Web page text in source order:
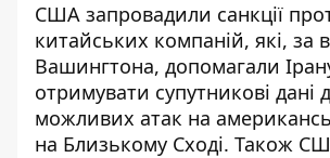
США запровадили санкції
китайських компаній, які, за
Вашингтона, допомагали
отримувати супутникові дані
можливих атак на
на Близькому Сході. Також